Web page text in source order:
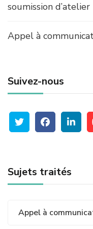
soumission d’atelier
Appel à
Suivez-nous
Sujets traités
Appel à